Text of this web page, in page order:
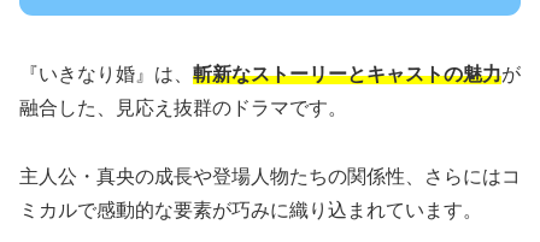
『いきなり婚』は、 斬新なストーリーとキャストの魅力が
融合した、見応え抜群のドラマです。
主人公・真央の成長や登場人物たちの関係性、さらにはコ
ミカルで感動的な要素が巧みに織り込まれています。